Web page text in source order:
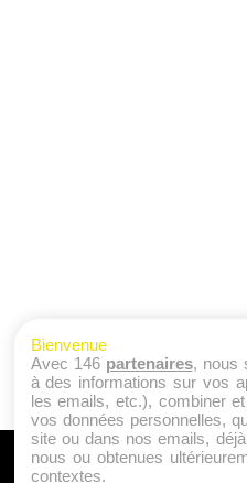
A
Bienvenue
Avec 146 partenaires, nous
à des informations sur vos
les emails, etc.), combiner
vos données personnelles,
site ou dans nos emails,
nous ou obtenues
contextes.